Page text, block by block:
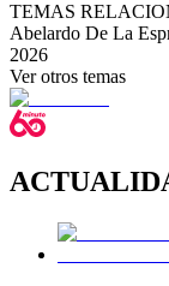
TEMAS
Abelardo De La
2026
Ver otros temas